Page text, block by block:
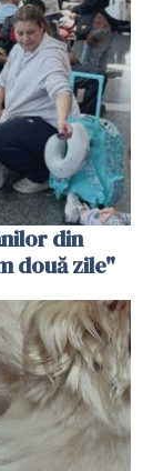
din
două zile"